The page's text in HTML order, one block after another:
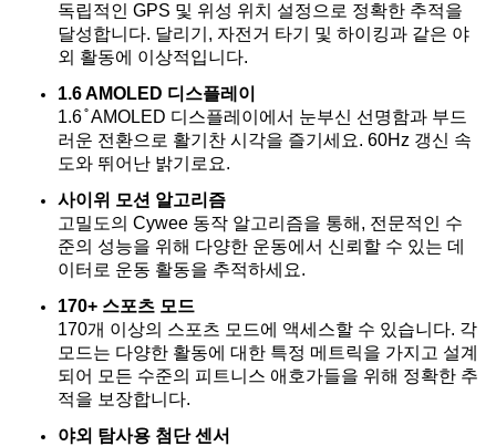
독립적인 GPS 및 위성 위치 설정으로 정확한 추적을
달성합니다. 달리기, 자전거 타기 및 하이킹과 같은 야
외 활동에 이상적입니다.
1.6 AMOLED 디스플레이
1.6 ̊ AMOLED 디스플레이에서 눈부신 선명함과 부드
러운 전환으로 활기찬 시각을 즐기세요. 60Hz 갱신 속
도와 뛰어난 밝기로요.
사이위 모션 알고리즘
고밀도의 Cywee 동작 알고리즘을 통해, 전문적인 수
준의 성능을 위해 다양한 운동에서 신뢰할 수 있는 데
이터로 운동 활동을 추적하세요.
170+ 스포츠 모드
170개 이상의 스포츠 모드에 액세스할 수 있습니다. 각
모드는 다양한 활동에 대한 특정 메트릭을 가지고 설계
되어 모든 수준의 피트니스 애호가들을 위해 정확한 추
적을 보장합니다.
야외 탐사용 첨단 센서